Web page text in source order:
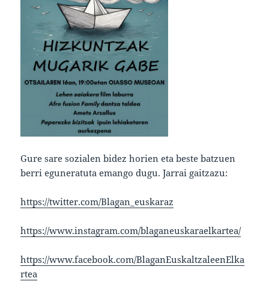
Gure sare sozialen bidez horien eta beste batzuen
berri eguneratuta emango dugu. Jarrai gaitzazu:
https://twitter.com/Blagan_euskaraz
https://www.instagram.com/blaganeuskaraelkartea/
https://www.facebook.com/BlaganEuskaltzaleenElka
rtea